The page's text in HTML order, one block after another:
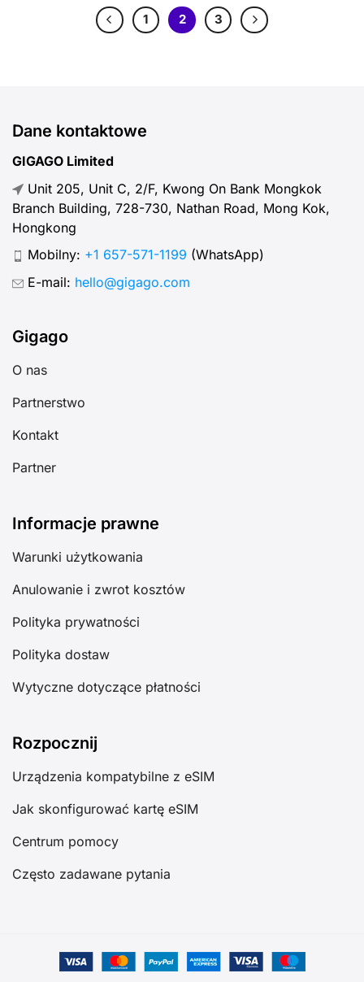
1 2 3
Dane kontaktowe
GIGAGO Limited
Unit 205, Unit C, 2/F, Kwong On Bank Mongkok
Branch Building, 728-730, Nathan Road, Mong Kok,
Hongkong
Mobilny: +1 657-571-1199 (WhatsApp)
E-mail: hello@gigago.com
Gigago
O nas
Partnerstwo
Kontakt
Partner
Informacje prawne
Warunki użytkowania
Anulowanie i zwrot kosztów
Polityka prywatności
Polityka dostaw
Wytyczne dotyczące płatności
Rozpocznij
Urządzenia kompatybilne z eSIM
Jak skonfigurować kartę eSIM
Centrum pomocy
Często zadawane pytania